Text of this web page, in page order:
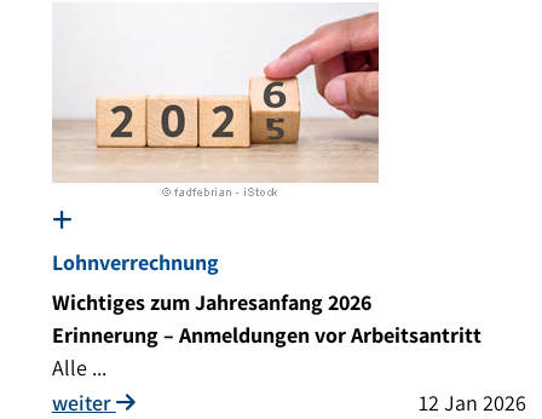
Lohnverrechnung
Wichtiges zum Jahresanfang 2026
Erinnerung – Anmeldungen vor Arbeitsantritt
Alle ...
weiter
12 Jan 2026